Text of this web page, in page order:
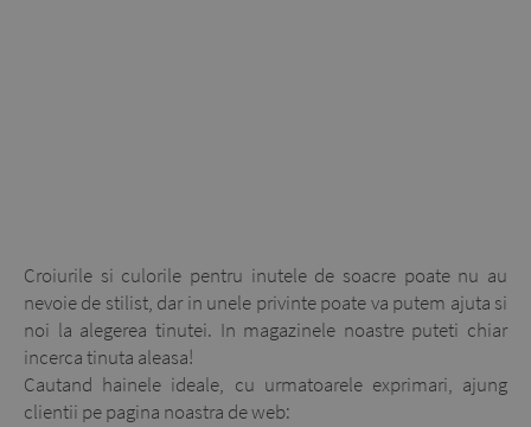
Croiurile si culorile pentru inutele de soacre poate nu au
nevoie de stilist, dar in unele privinte poate va putem ajuta si
noi la alegerea tinutei. In magazinele noastre puteti chiar
incerca tinuta aleasa!
Cautand hainele ideale, cu urmatoarele exprimari, ajung
clientii pe pagina noastra de web: